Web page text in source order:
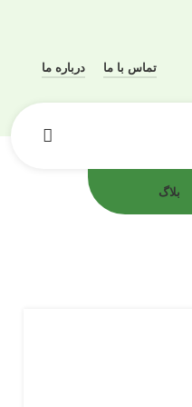
تماس با ما درباره ما
بلاگ